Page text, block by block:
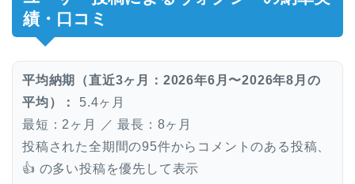
績・口コミ
平均納期（直近3ヶ月：2026年6月〜2026年8月の
平均）：
5.4ヶ月
最短：2ヶ月 ／ 最長：8ヶ月
投稿された全期間の95件からコメントのある投稿、
👍 の多い投稿を優先して表示